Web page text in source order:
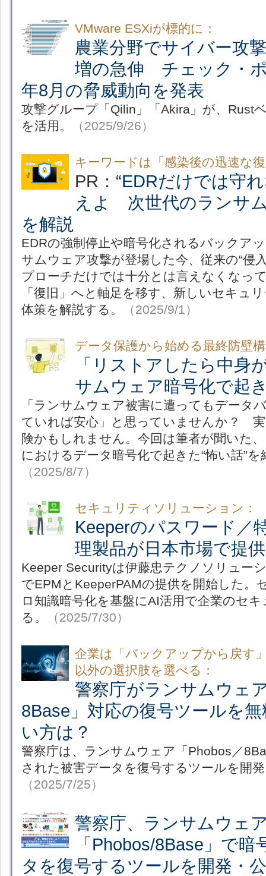
VMware ESXiが標的に：
農業分野でサイバー攻
増の急伸 チェック・
年8月の脅威動向を発表
攻撃グループ「Qilin」「Akira」が、Rust
を活用。
（2025/9/26）
キーワードは「感染後の迅速な
PR： “EDRだけでは守
えよ 次世代のランサ
を解説
EDRの強制停止や暗号化されるバックア
サムウェア攻撃が登場した今、従来の“侵
プローチだけでは十分とは言えなくなっ
「復旧」へと軸足を移す、新しいセキュ
体策を解説する。
（2025/9/1）
データ保護から始める最終防壁
「リストアしたら中
サムウェア暗号化で起
「ランサムウェア被害に遭ってもデータ
ていれば安心」と思っていませんか？
険かもしれません。今回は筆者が聞いた
におけるデータ暗号化で起きた“怖い話”
（2025/8/7）
セキュリティソリューション：
Keeperのパスワード／
理製品が日本市場で提
Keeper Securityは伊藤忠テクノソリュー
でEPMとKeeperPAMの提供を開始した。
ロ知識暗号化を基盤にAI活用で企業のセ
る。
（2025/7/30）
企業は「バックアップから戻す
以外の選択肢を選べる：
警察庁がランサムウェ
8Base」対応の復号ツールを
い方は？
警察庁は、ランサムウェア「Phobos／
された被害データを復号するツールを開
（2025/7/25）
警察庁、ランサムウェ
「Phobos/8Base」で
タを復号するツールを開発・